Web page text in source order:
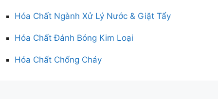
Hóa Chất Ngành Xử Lý Nước & Giặt Tẩy
Hóa Chất Đánh Bóng Kim Loại
Hóa Chất Chống Cháy